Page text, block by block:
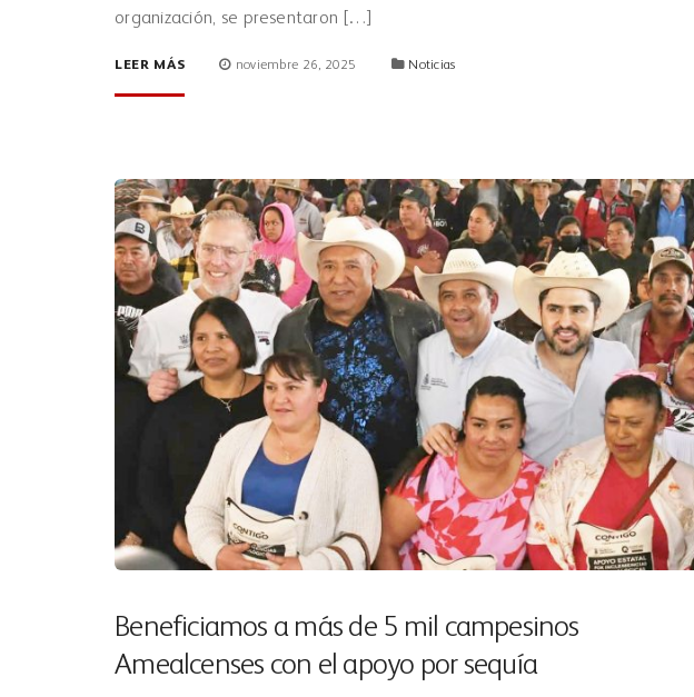
organización, se presentaron […]
LEER MÁS noviembre 26, 2025 Noticias
Beneficiamos a más de 5 mil campesinos
Amealcenses con el apoyo por sequía